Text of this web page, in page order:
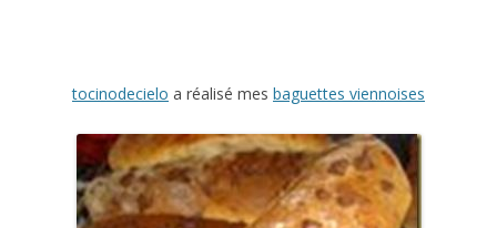
tocinodecielo a réalisé mes baguettes viennoises